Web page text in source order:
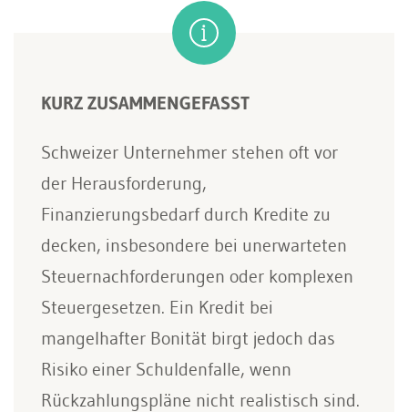
KURZ ZUSAMMENGEFASST
Schweizer Unternehmer stehen oft vor
der Herausforderung,
Finanzierungsbedarf durch Kredite zu
decken, insbesondere bei unerwarteten
Steuernachforderungen oder komplexen
Steuergesetzen. Ein Kredit bei
mangelhafter Bonität birgt jedoch das
Risiko einer Schuldenfalle, wenn
Rückzahlungspläne nicht realistisch sind.